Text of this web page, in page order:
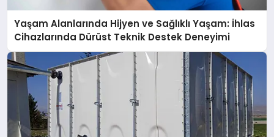
Yaşam Alanlarında Hijyen ve Sağlıklı Yaşam: İhlas
Cihazlarında Dürüst Teknik Destek Deneyimi